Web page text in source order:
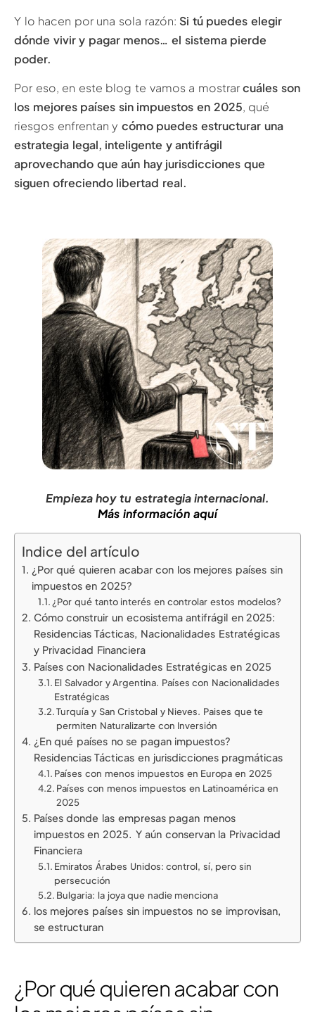
Y lo hacen por una sola razón: Si tú puedes elegir
dónde vivir y pagar menos… el sistema pierde
poder.
Por eso, en este blog te vamos a mostrarcuáles son
los mejores países sin impuestos en 2025, qué
riesgos enfrentan y cómo puedes estructurar una
estrategia legal, inteligente y antifrágil
aprovechando que aún hay jurisdicciones que
siguen ofreciendo libertad real.
Empieza hoy tu estrategia internacional.
Más información aquí
Indice del artículo
¿Por qué quieren acabar con los mejores países sin
impuestos en 2025?
¿Por qué tanto interés en controlar estos modelos?
Cómo construir un ecosistema antifrágil en 2025:
Residencias Tácticas, Nacionalidades Estratégicas
y Privacidad Financiera
Países con Nacionalidades Estratégicas en 2025
El Salvador y Argentina. Países con Nacionalidades
Estratégicas
Turquía y San Cristobal y Nieves. Paises que te
permiten Naturalizarte con Inversión
¿En qué países no se pagan impuestos?
Residencias Tácticas en jurisdicciones pragmáticas
Países con menos impuestos en Europa en 2025
Países con menos impuestos en Latinoamérica en
2025
Países donde las empresas pagan menos
impuestos en 2025. Y aún conservan la Privacidad
Financiera
Emiratos Árabes Unidos: control, sí, pero sin
persecución
Bulgaria: la joya que nadie menciona
los mejores países sin impuestos no se improvisan,
se estructuran
¿Por qué quieren acabar con